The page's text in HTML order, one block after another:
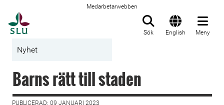
Medarbetarwebben
Sök English Meny
Nyhet
Barns rätt till staden
PUBLICERAD: 09 JANUARI 2023